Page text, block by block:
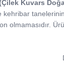
Kuvars
olmamasıdır.